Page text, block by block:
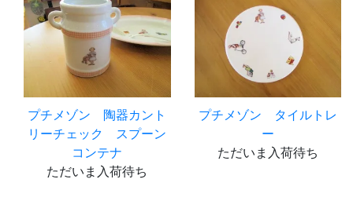
プチメゾン 陶器カント
リーチェック スプーン
コンテナ
ただいま入荷待ち
プチメゾン タイルトレ
ー
ただいま入荷待ち